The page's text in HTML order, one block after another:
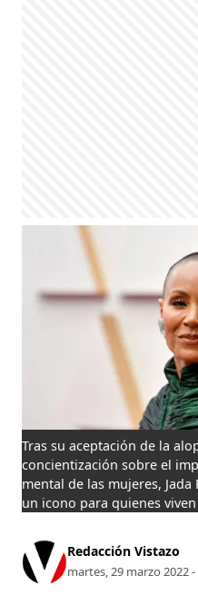
Tras su aceptación de la
concientización sobre el
mental de las mujeres,
un icono para quienes
Redacción Vistazo
martes, 29 marzo 2022 -